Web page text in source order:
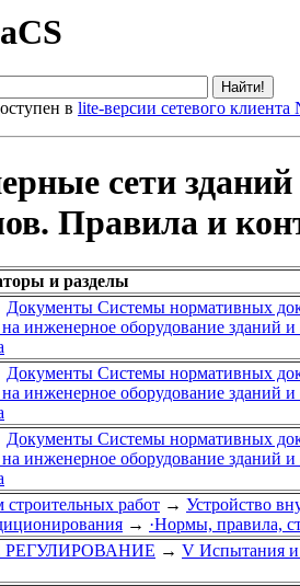
в lite-версии сетевого клиента
сети
Правила и
и разделы
Документы Системы нормативных
инженерное оборудование зданий
Документы Системы нормативных
инженерное оборудование зданий
Документы Системы нормативных
инженерное оборудование зданий
работ → Устройство
→ ·Нормы, правила,
РЕГУЛИРОВАНИЕ → V Испытания и